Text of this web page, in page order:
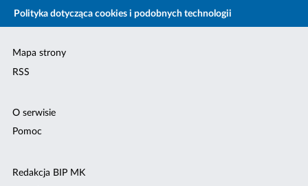
Polityka dotycząca cookies i podobnych technologii
Mapa strony
RSS
O serwisie
Pomoc
Redakcja BIP MK